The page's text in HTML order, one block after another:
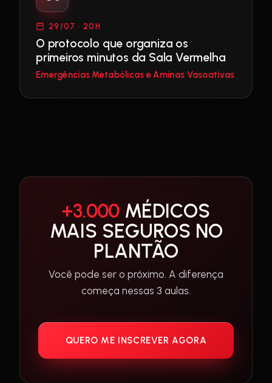
29/07 · 20H
O protocolo que organiza os
primeiros minutos da Sala Vermelha
Emergências Metabólicas e Aminas Vasoativas
+3.000 MÉDICOS
MAIS SEGUROS NO
PLANTÃO
Você pode ser o próximo. A diferença
começa nessas 3 aulas.
QUERO ME INSCREVER AGORA